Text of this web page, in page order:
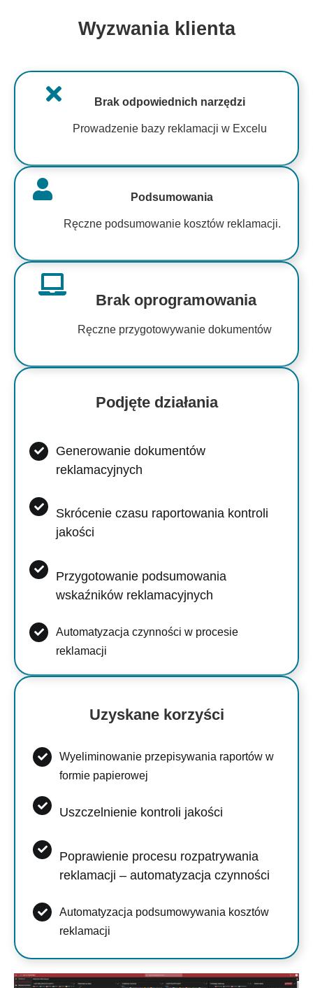
Wyzwania klienta
Brak odpowiednich narzędzi
Prowadzenie bazy reklamacji w Excelu
Podsumowania
Ręczne podsumowanie kosztów reklamacji.
Brak oprogramowania
Ręczne przygotowywanie dokumentów
Podjęte działania
Generowanie dokumentów
reklamacyjnych
Skrócenie czasu raportowania kontroli
jakości
Przygotowanie podsumowania
wskaźników reklamacyjnych
Automatyzacja czynności w procesie
reklamacji
Uzyskane korzyści
Wyeliminowanie przepisywania raportów w
formie papierowej
Uszczelnienie kontroli jakości
Poprawienie procesu rozpatrywania
reklamacji – automatyzacja czynności
Automatyzacja podsumowywania kosztów
reklamacji